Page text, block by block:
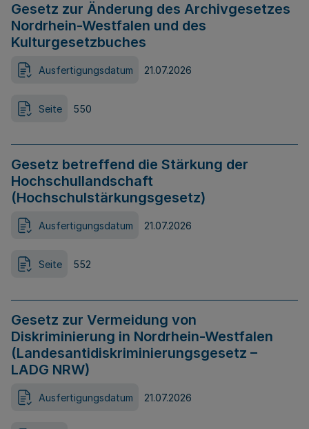
Gesetz zur Änderung des Archivgesetzes
Nordrhein-Westfalen und des
Kulturgesetzbuches
Ausfertigungsdatum 21.07.2026
Seite 550
Gesetz betreffend die Stärkung der
Hochschullandschaft
(Hochschulstärkungsgesetz)
Ausfertigungsdatum 21.07.2026
Seite 552
Gesetz zur Vermeidung von
Diskriminierung in Nordrhein-Westfalen
(Landesantidiskriminierungsgesetz –
LADG NRW)
Ausfertigungsdatum 21.07.2026